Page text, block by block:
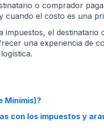
o comprador
cuando el costo es una
impuestos, el
una experiencia de
Minimis)?
con los impuestos y